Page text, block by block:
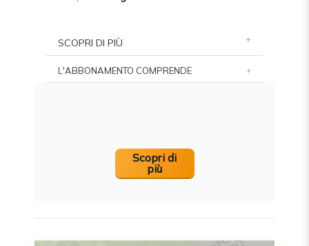
SCOPRI DI PIÙ
L'ABBONAMENTO COMPRENDE
Scopri di
più